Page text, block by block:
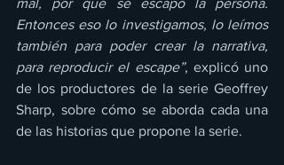
mal, por qué se escapó la persona.
Entonces eso lo investigamos, lo leímos
también para poder crear la narrativa,
para reproducir el escape”, explicó uno
de los productores de la serie Geoffrey
Sharp, sobre cómo se aborda cada una
de las historias que propone la serie.